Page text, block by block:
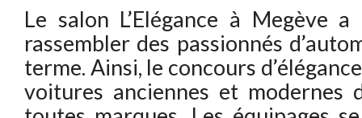
Le salon L’Elégance à Megève
rassembler des passionnés
terme. Ainsi, le concours
voitures anciennes et modernes